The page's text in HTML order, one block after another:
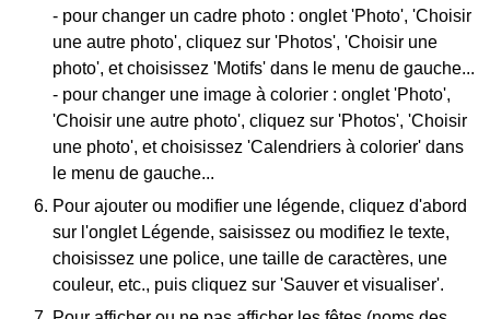
- pour changer un cadre photo : onglet 'Photo', 'Choisir
une autre photo', cliquez sur 'Photos', 'Choisir une
photo', et choisissez 'Motifs' dans le menu de gauche...
- pour changer une image à colorier : onglet 'Photo',
'Choisir une autre photo', cliquez sur 'Photos', 'Choisir
une photo', et choisissez 'Calendriers à colorier' dans
le menu de gauche...
Pour ajouter ou modifier une légende, cliquez d'abord
sur l'onglet Légende, saisissez ou modifiez le texte,
choisissez une police, une taille de caractères, une
couleur, etc., puis cliquez sur 'Sauver et visualiser'.